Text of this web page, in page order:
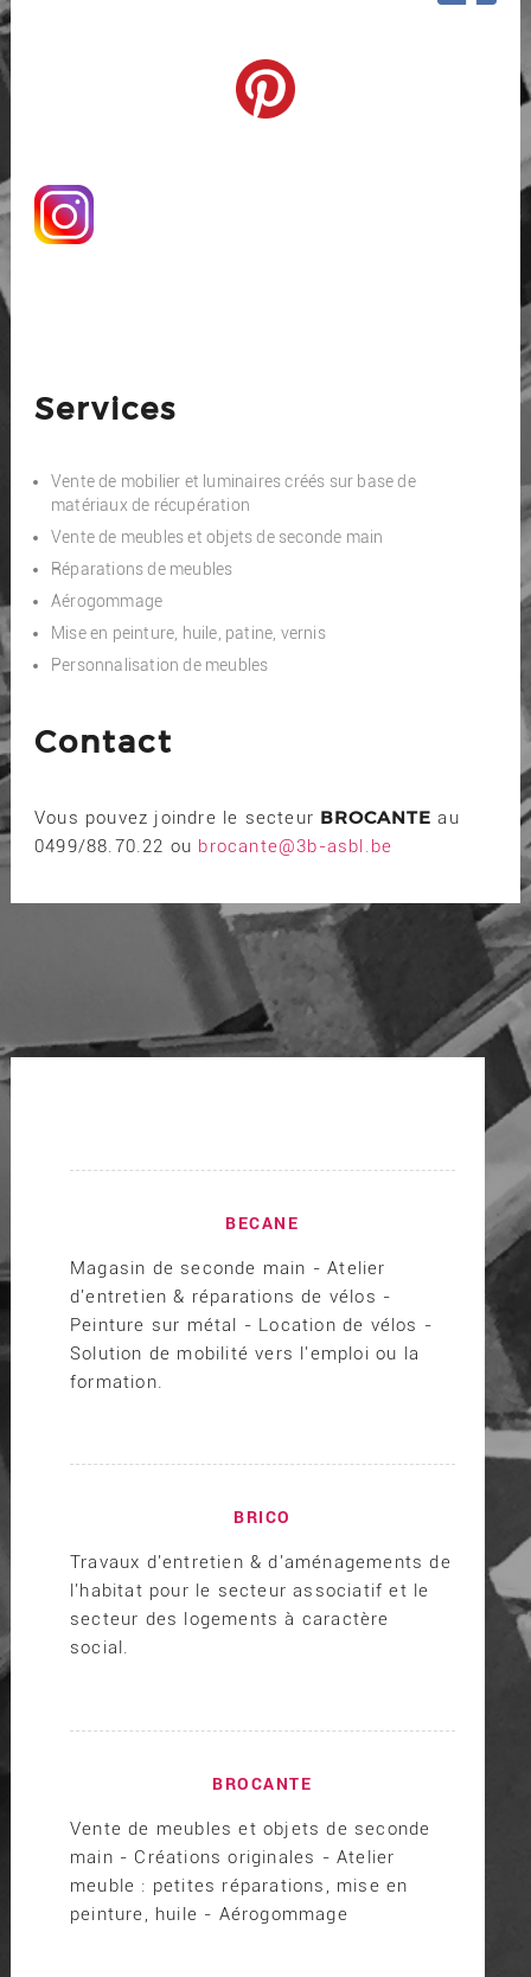
Services
Vente de mobilier et luminaires créés sur base de
matériaux de récupération
Vente de meubles et objets de seconde main
Réparations de meubles
Aérogommage
Mise en peinture, huile, patine, vernis
Personnalisation de meubles
Contact
Vous pouvez joindre le secteur BROCANTE au
0499/88.70.22 ou brocante@3b-asbl.be
BECANE
Magasin de seconde main - Atelier
d'entretien & réparations de vélos -
Peinture sur métal - Location de vélos -
Solution de mobilité vers l'emploi ou la
formation.
BRICO
Travaux d'entretien & d'aménagements de
l'habitat pour le secteur associatif et le
secteur des logements à caractère
social.
BROCANTE
Vente de meubles et objets de seconde
main - Créations originales - Atelier
meuble : petites réparations, mise en
peinture, huile - Aérogommage